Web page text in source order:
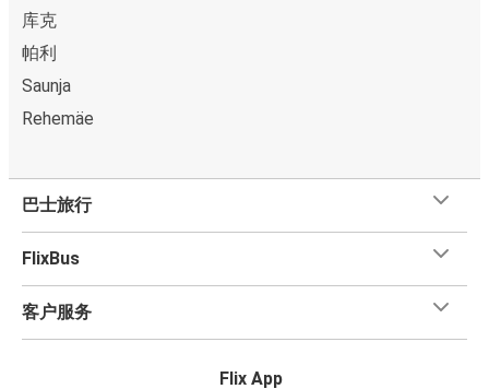
库克
帕利
Saunja
Rehemäe
巴士旅行
FlixBus
客户服务
Flix App